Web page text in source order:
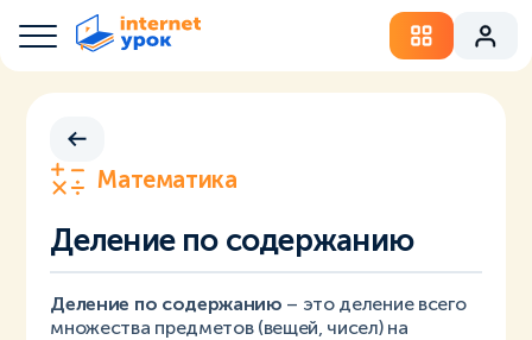
Математика
Деление по содержанию
Деление по содержанию – это деление всего
множества предметов (вещей, чисел) на